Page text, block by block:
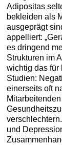
Adipositas
bekleiden als
ausgeprägt
appelliert:
es dringend
Strukturen im
wichtig das für
Studien:
einerseits oft
und